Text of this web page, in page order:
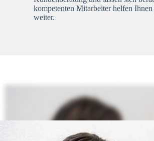
kompetenten Mitarbeiter helfen Ihnen
weiter.